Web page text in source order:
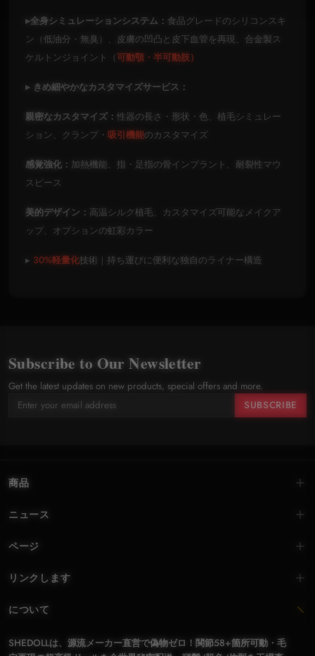
▸全身シミュレーションシステム： 食品グレードのシリコンスキ
ン（低油分・無臭）、皮膚の凹凸と皮下血管を再現、合金製ス
ケルトンジョイント（可動顎・半可動肢）
▸ きめ細やかなカスタマイズサービス：
親密なカスタマイズ： 性器の長さ・形状・色、植毛シミュレー
ション、クランプ・ 吸引機能のカスタマイズ
感覚強化： 加熱機能、指・足指の骨インプラント、耐裂性マウ
スピース
美的デザイン： 高温シルク植毛、カスタマイズ可能なメイクア
ップ、オプションの虹彩カラー
▸ 30%軽量化技術｜持ち運びに便利な独自のライナー構造
Subscribe to Our Newsletter
Get the latest updates on new products, special offers and more.
SUBSCRIBE
商品
ニュース
ページ
リンクします
について
SHEDOLLは、源流メーカー直営で偽物ゼロ！関節58+箇所可動・毛